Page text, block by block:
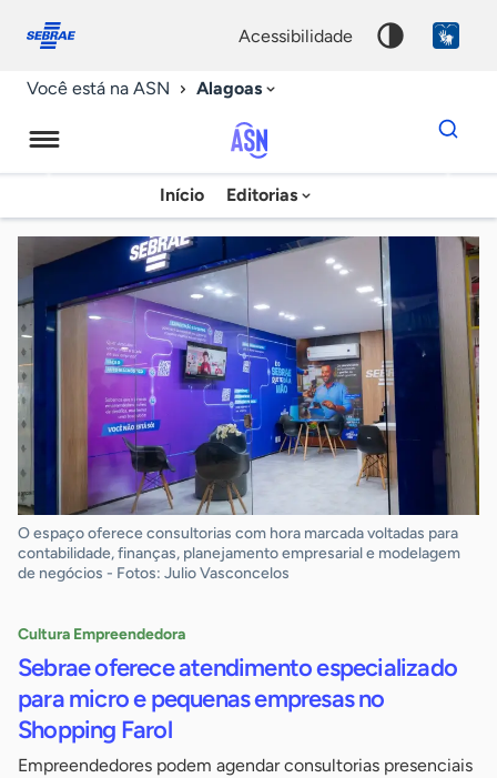
conosco
acessibilidade
Você está na ASN Alagoas
Agência
Sebrae
de
Notícias
Início Editorias
Dados
para
chave
O espaço oferece consultorias com hora marcada voltadas para
contabilidade, finanças, planejamento empresarial e modelagem
de negócios - Fotos: Julio Vasconcelos
Cultura Empreendedora
Sebrae oferece atendimento especializado
para micro e pequenas empresas no
Shopping Farol
Empreendedores podem agendar consultorias presenciais